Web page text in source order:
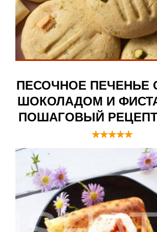
ПЕСОЧНОЕ ПЕЧЕНЬЕ
ШОКОЛАДОМ И
ПОШАГОВЫЙ